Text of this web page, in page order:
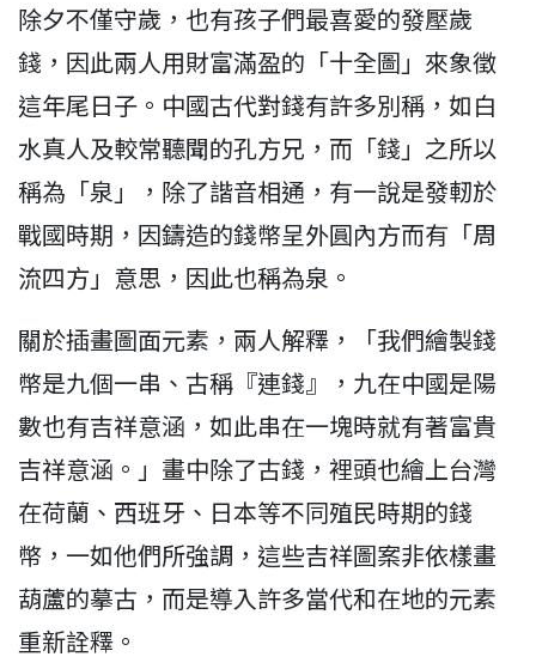
除夕不僅守歲，也有孩子們最喜愛的發壓歲
錢，因此兩人用財富滿盈的「十全圖」來象徵
這年尾日子。中國古代對錢有許多別稱，如白
水真人及較常聽聞的孔方兄，而「錢」之所以
稱為「泉」，除了諧音相通，有一說是發軔於
戰國時期，因鑄造的錢幣呈外圓內方而有「周
流四方」意思，因此也稱為泉。
關於插畫圖面元素，兩人解釋，「我們繪製錢
幣是九個一串、古稱『連錢』，九在中國是陽
數也有吉祥意涵，如此串在一塊時就有著富貴
吉祥意涵。」畫中除了古錢，裡頭也繪上台灣
在荷蘭、西班牙、日本等不同殖民時期的錢
幣，一如他們所強調，這些吉祥圖案非依樣畫
葫蘆的摹古，而是導入許多當代和在地的元素
重新詮釋。